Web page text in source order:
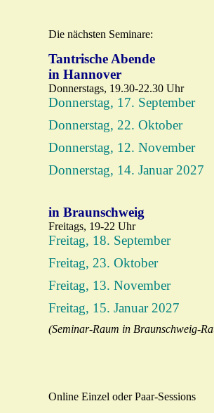
Die nächsten Seminare:
Tantrische Abende
in Hannover
Donnerstags, 19.30-22.30 Uhr
Donnerstag, 17. September
Donnerstag, 22. Oktober
Donnerstag, 12. November
Donnerstag, 14. Januar 2027
in Braunschweig
Freitags, 19-22 Uhr
Freitag, 18. September
Freitag, 23. Oktober
Freitag, 13. November
Freitag, 15. Januar 2027
(Seminar-Raum in Braunschweig-
Online Einzel oder Paar-Sessions